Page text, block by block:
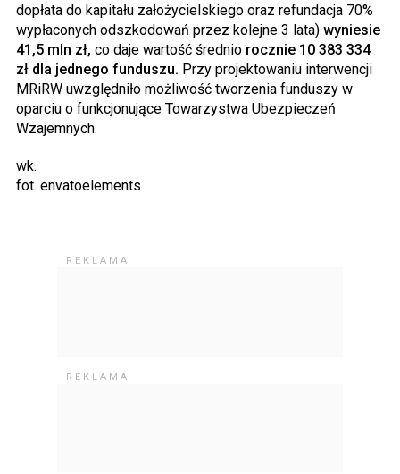
dopłata do kapitału założycielskiego oraz refundacja 70%
wypłaconych odszkodowań przez kolejne 3 lata) wyniesie
41,5 mln zł, co daje wartość średnio rocznie 10 383 334
zł dla jednego funduszu. Przy projektowaniu interwencji
MRiRW uwzględniło możliwość tworzenia funduszy w
oparciu o funkcjonujące Towarzystwa Ubezpieczeń
Wzajemnych.
wk.
fot. envatoelements